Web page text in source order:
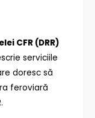
CFR (DRR)
serviciile
doresc să
feroviară